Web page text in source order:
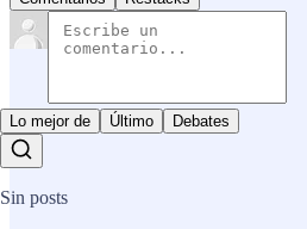
Lo mejor de Último Debates
Sin posts